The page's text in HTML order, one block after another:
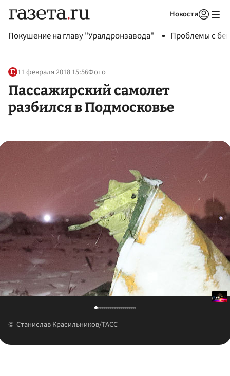
Новости
Покушение на главу "Уралдронзавода" Проблемы с
11 февраля 2018 15:56Фото
Пассажирский самолет
разбился в Подмосковье
Станислав Красильников/ТАСС